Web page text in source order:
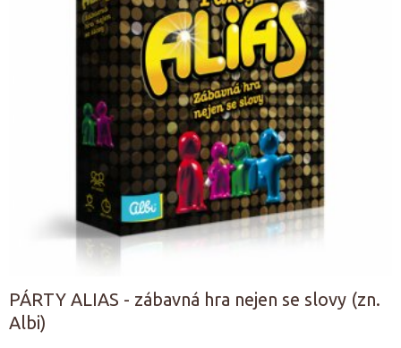
PÁRTY ALIAS - zábavná hra nejen se slovy (zn.
Albi)